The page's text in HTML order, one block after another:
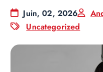
Juin, 02, 2026
Uncategorized